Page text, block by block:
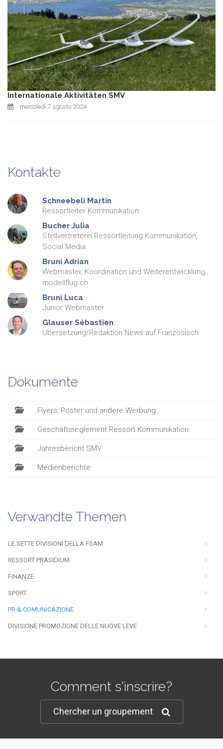
Internationale Aktivitäten SMV
mercoledì 7 agosto 2024
Kontakte
Schneebeli Martin
Ressortleiter Kommunikation
Bucher Julia
Stellvertreterin Ressortleitung Kommunikation,
Social Media
Bruni Adrian
Webmaster, Koordination und Weiterentwicklung
modellflug.ch
Bruni Luca
Junior Webmaster
Glauser Sébastien
Übersetzung/Redaktion News auf Französisch
Dokumente
Flyers, Poster und andere Werbung
Geschäftsreglement Ressort Kommunikation
Jahresbericht SMV
Medienberichte
Verwandte Themen
LE SETTE DIVISIONI DELLA FSAM
RESSORT PRÄSIDIUM
FINANZE
SPORT
PR & COMUNICAZIONE
DIVISIONE PROMOZIONE DELLE NUOVE LEVE
Comment s'inscrire?
Chercher un groupement